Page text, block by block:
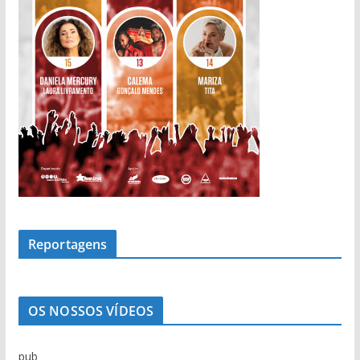
Reportagens
OS NOSSOS VÍDEOS
pub